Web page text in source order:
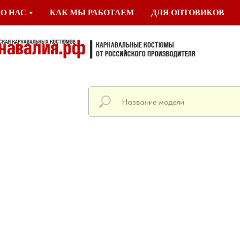
О НАС КАК МЫ РАБОТАЕМ ДЛЯ ОПТОВИКОВ